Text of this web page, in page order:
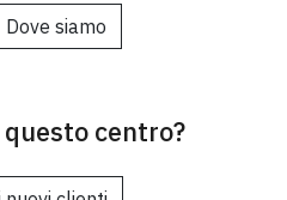
Dove siamo
centro?